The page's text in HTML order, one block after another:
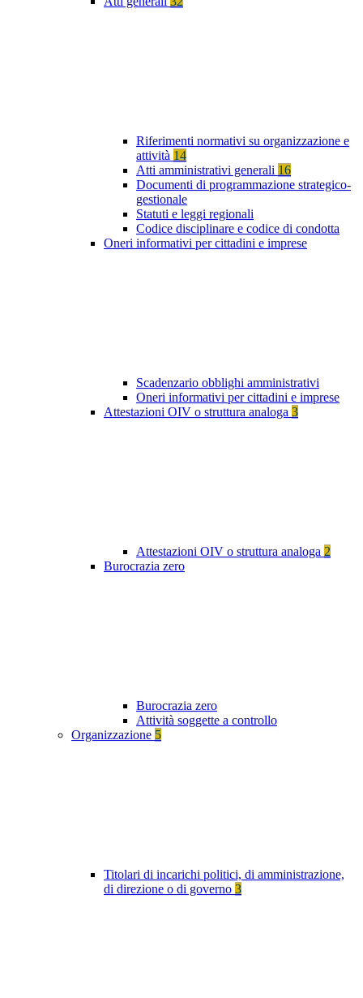
Riferimenti normativi su organizzazione e
attività 14
Atti amministrativi generali 16
Documenti di programmazione strategico-
gestionale
Statuti e leggi regionali
Codice disciplinare e codice di condotta
Oneri informativi per cittadini e imprese
Scadenzario obblighi amministrativi
Oneri informativi per cittadini e imprese
Attestazioni OIV o struttura analoga 3
Attestazioni OIV o struttura analoga 2
Burocrazia zero
Burocrazia zero
Attività soggette a controllo
Organizzazione 5
Titolari di incarichi politici, di amministrazione,
di direzione o di governo 3